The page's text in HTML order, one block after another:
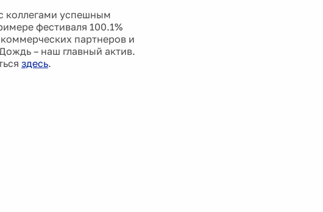
коллегами успешным
фестиваля 100.1%
партнеров и
– наш главный актив.
здесь.